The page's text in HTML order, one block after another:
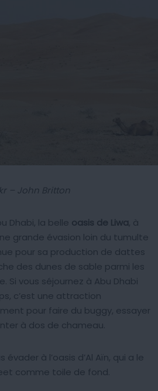
– John Britton
Dhabi, la belle oasis de Liwa, à
grande évasion loin du tumulte
pour sa production de dattes
des dunes de sable parmi les
Si vous séjournez à Abu Dhabi
c’est une attraction
pour faire du buggy, essayer
à dos de chameau.
à l’oasis d’Al Aïn, qui a le
comme toile de fond.